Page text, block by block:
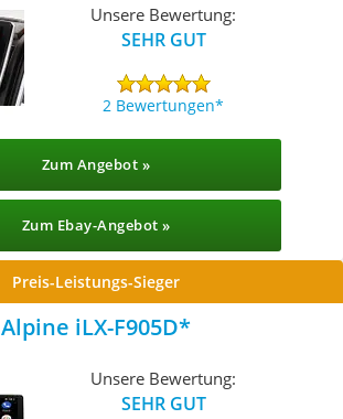
Unsere Bewertung:
SEHR GUT
2 Bewertungen
Zum Angebot »
Zum Ebay-Angebot »
Preis-Leistungs-Sieger
Alpine iLX-F905D
Unsere Bewertung:
SEHR GUT